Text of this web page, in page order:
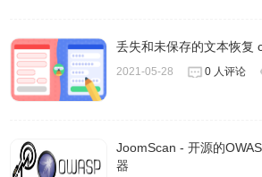
丢失和未保存的文本恢复
2021-05-28 0 人评论
JoomScan - 开源的
器